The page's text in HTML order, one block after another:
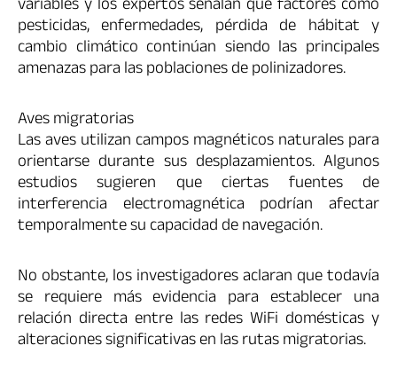
variables y los expertos señalan que factores como
pesticidas, enfermedades, pérdida de hábitat y
cambio climático continúan siendo las principales
amenazas para las poblaciones de polinizadores.
Aves migratorias
Las aves utilizan campos magnéticos naturales para
orientarse durante sus desplazamientos. Algunos
estudios sugieren que ciertas fuentes de
interferencia electromagnética podrían afectar
temporalmente su capacidad de navegación.
No obstante, los investigadores aclaran que todavía
se requiere más evidencia para establecer una
relación directa entre las redes WiFi domésticas y
alteraciones significativas en las rutas migratorias.